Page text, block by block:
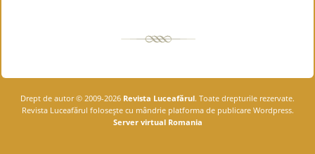
Drept de autor © 2009-2026 Revista Luceafărul. Toate drepturile rezervate.
Revista Luceafărul foloseşte cu mândrie platforma de publicare Wordpress.
Server virtual Romania